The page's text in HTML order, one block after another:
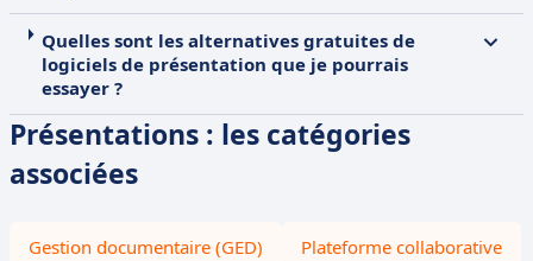
Quelles sont les alternatives gratuites de
logiciels de présentation que je pourrais
essayer ?
Présentations : les catégories
associées
Gestion documentaire (GED) Plateforme collaborative